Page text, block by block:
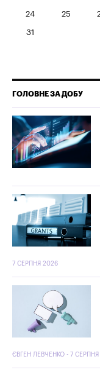
24 25
31
ГОЛОВНЕ ЗА ДОБУ
7 СЕРПНЯ 2026
ЄВГЕН ЛЕВЧЕНКО - 7 СЕРПНЯ